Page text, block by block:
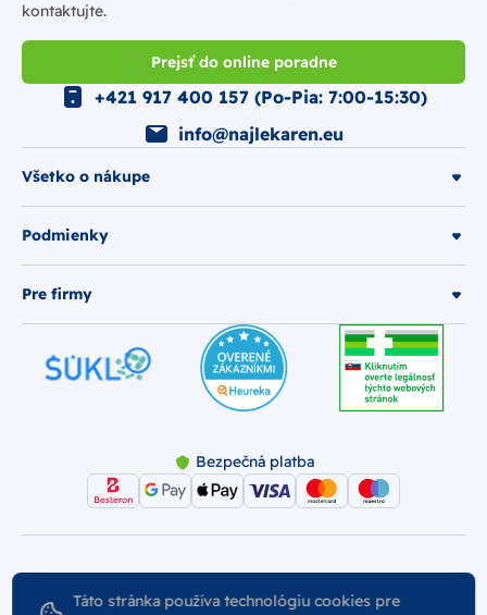
kontaktujte.
Prejsť do online poradne
Všetko o nákupe
Podmienky
Pre firmy
+421 917 400 157 (Po-Pia: 7:00-15:30)
info@najlekaren.eu
Bezpečná platba
Vytvoril
Táto stránka používa technológiu cookies pre